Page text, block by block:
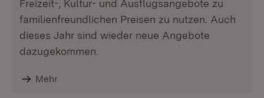
Freizeit-, Kultur- und Ausflugsangebote zu
familienfreundlichen Preisen zu nutzen. Auch
dieses Jahr sind wieder neue Angebote
dazugekommen.
Mehr